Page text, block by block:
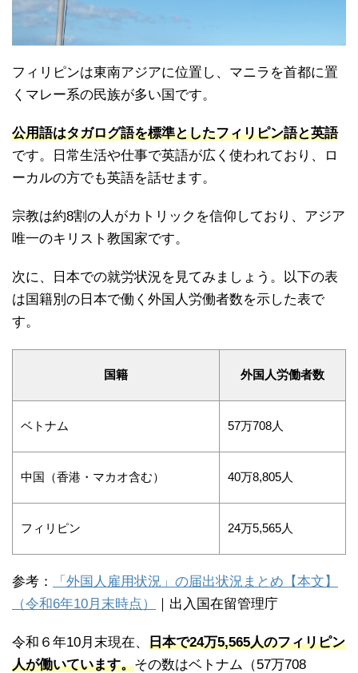
フィリピンは東南アジアに位置し、マニラを首都に置
くマレー系の民族が多い国です。
公用語はタガログ語を標準としたフィリピン語と英語
です。日常生活や仕事で英語が広く使われており、ロ
ーカルの方でも英語を話せます。
宗教は約8割の人がカトリックを信仰しており、アジア
唯一のキリスト教国家です。
次に、日本での就労状況を見てみましょう。以下の表
は国籍別の日本で働く外国人労働者数を示した表で
す。
国籍 外国人労働者数
ベトナム 57万708人
中国（香港・マカオ含む） 40万8,805人
フィリピン 24万5,565人
参考：
「外国人雇用状況」の届出状況まとめ【本文】
（令和6年10月末時点）
｜出入国在留管理庁
令和６年10月末現在、 日本で24万5,565人のフィリピン
人が働いています。その数はベトナム（57万708